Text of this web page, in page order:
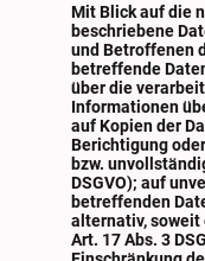
Mit Blick auf die
beschriebene
und Betroffenen
betreffende
über die
Informationen
auf Kopien der
Berichtigung
bzw.
DSGVO); auf
betreffenden
alternativ,
Art. 17 Abs. 3